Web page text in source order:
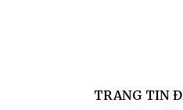
TRANG TIN